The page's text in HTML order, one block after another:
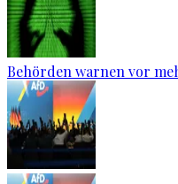
Behörden warnen vor